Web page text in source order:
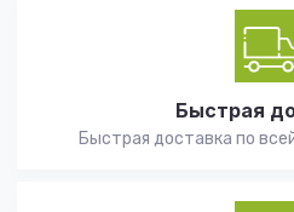
Быстрая
Быстрая доставка по